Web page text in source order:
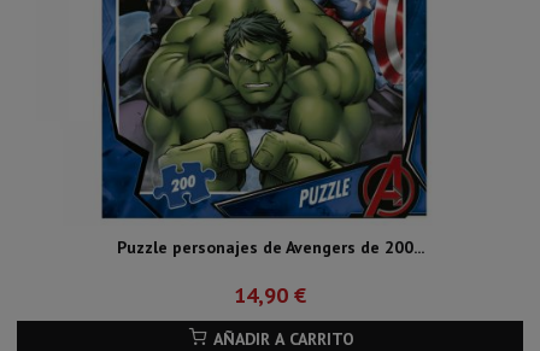
Puzzle personajes de Avengers de 200...
14,90 €
AÑADIR A CARRITO